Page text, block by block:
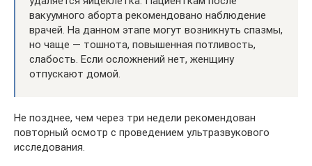
вакуумного аборта рекомендовано наблюдение
врачей. На данном этапе могут возникнуть спазмы,
но чаще — тошнота, повышенная потливость,
слабость. Если осложнений нет, женщину
отпускают домой.
Не позднее, чем через три недели рекомендован
повторный осмотр с проведением ультразвукового
исследования.